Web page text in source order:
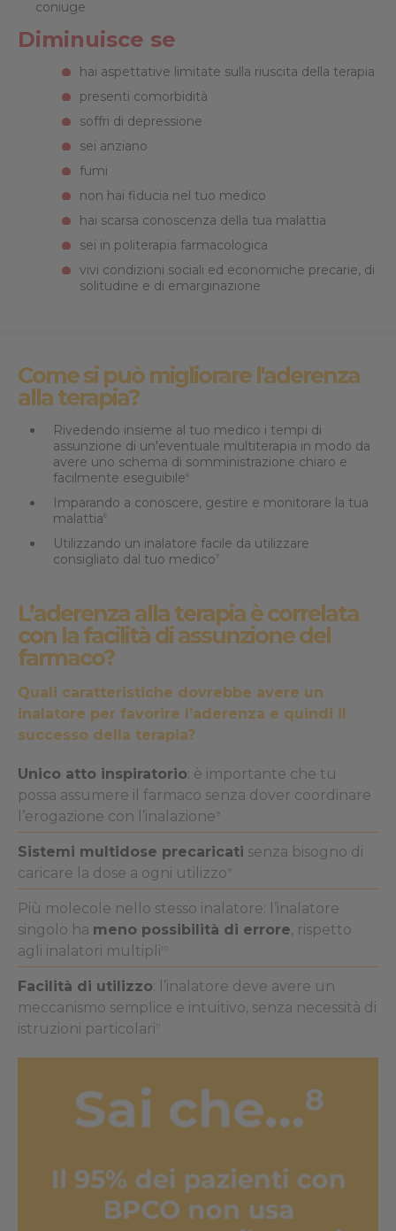
coniuge
Diminuisce se
hai aspettative limitate sulla riuscita della terapia
presenti comorbidità
soffri di depressione
sei anziano
fumi
non hai fiducia nel tuo medico
hai scarsa conoscenza della tua malattia
sei in politerapia farmacologica
vivi condizioni sociali ed economiche precarie, di
solitudine e di emarginazione
Come si può migliorare l'aderenza
alla terapia?
Rivedendo insieme al tuo medico i tempi di
assunzione di un'eventuale multiterapia in modo da
avere uno schema di somministrazione chiaro e
facilmente eseguibile6
Imparando a conoscere, gestire e monitorare la tua
malattia6
Utilizzando un inalatore facile da utilizzare
consigliato dal tuo medico7
L’aderenza alla terapia è correlata
con la facilità di assunzione del
farmaco?
Quali caratteristiche dovrebbe avere un
inalatore per favorire l’aderenza e quindi il
successo della terapia?
Unico atto inspiratorio: è importante che tu
possa assumere il farmaco senza dover coordinare
l’erogazione con l’inalazione 9
Sistemi multidose precaricati senza bisogno di
caricare la dose a ogni utilizzo 9
Più molecole nello stesso inalatore: l’inalatore
singolo ha meno possibilità di errore, rispetto
agli inalatori multipli 10
Facilità di utilizzo: l’inalatore deve avere un
meccanismo semplice e intuitivo, senza necessità di
istruzioni particolari 11